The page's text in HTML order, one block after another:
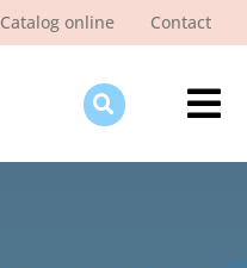
Catalog online Contact